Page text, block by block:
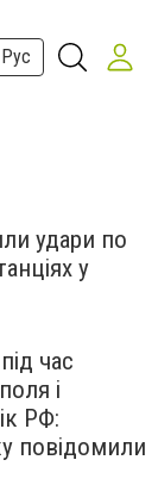
Рус
удари по
у
час
і
РФ:
повідомили